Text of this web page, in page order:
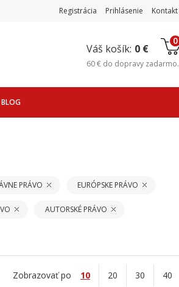
Registrácia Prihlásenie Kontakt
Váš košík: 0 €
0
60 € do dopravy zadarmo.
BLOG
PRÁVO EURÓPSKE PRÁVO
AUTORSKÉ PRÁVO
Zobrazovať po 10 20 30 40